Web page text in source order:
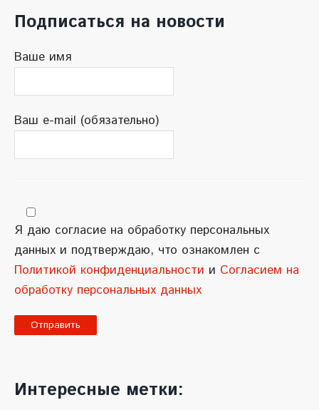
Подписаться на новости
Ваше имя
Ваш e-mail (обязательно)
Я даю согласие на обработку персональных
данных и подтверждаю, что ознакомлен с
Политикой конфиденциальности и Согласием на
обработку персональных данных
l
t
Интересные метки: